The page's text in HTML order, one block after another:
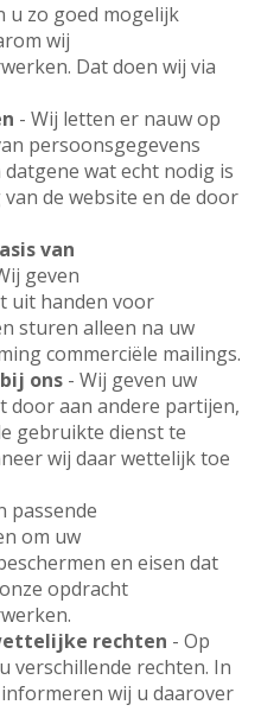
u zo goed mogelijk
wij
Dat doen wij via
- Wij letten er nauw op
persoonsgegevens
wat echt nodig is
de website en de door
van
geven
uit handen voor
sturen alleen na uw
commerciële mailings.
ons - Wij geven uw
door aan andere partijen,
gebruikte dienst te
wij daar wettelijk toe
passende
om uw
en eisen dat
opdracht
rechten - Op
verschillende rechten. In
wij u daarover